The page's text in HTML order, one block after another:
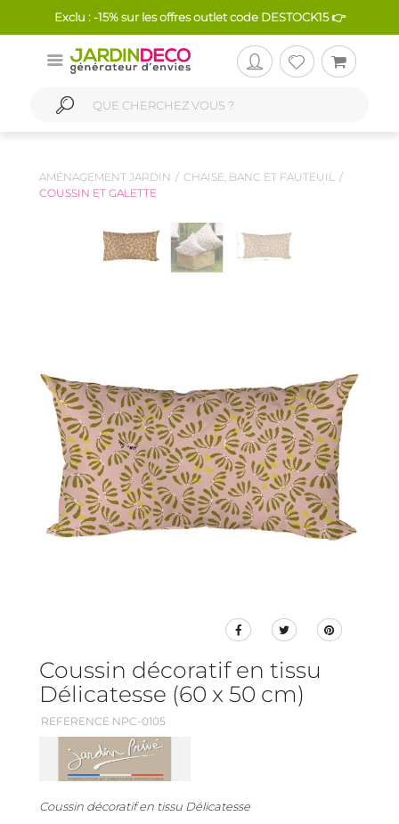
Exclu : -15% sur les offres outlet code DESTOCK15 👉
AMÉNAGEMENT JARDIN
CHAISE, BANC ET FAUTEUIL
COUSSIN ET GALETTE
Coussin décoratif en tissu
Délicatesse (60 x 50 cm)
REFERENCE NPC-0105
Coussin décoratif en tissu Délicatesse